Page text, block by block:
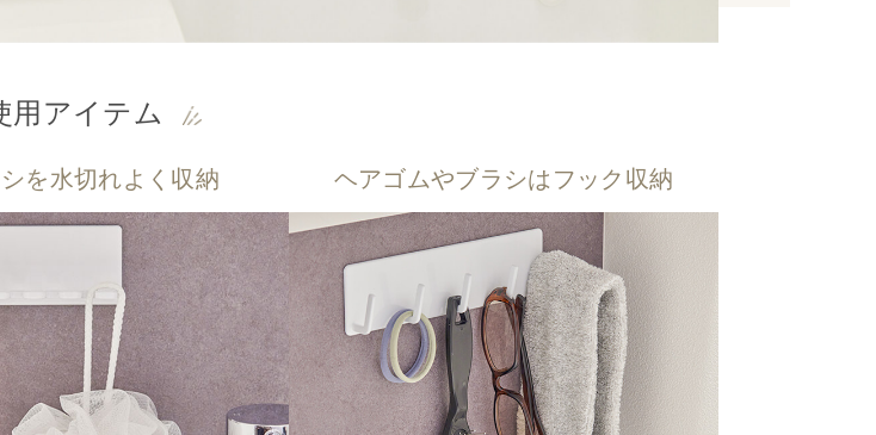
用アイテム
を水切れよく収納 ヘアゴムやブラシはフック収納